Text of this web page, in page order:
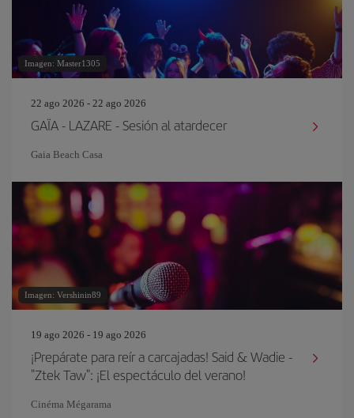
Imagen: Master1305
22 ago 2026 - 22 ago 2026
GAÏA - LAZARE - Sesión al atardecer
Gaia Beach Casa
Imagen: Vershinin89
19 ago 2026 - 19 ago 2026
¡Prepárate para reír a carcajadas! Said & Wadie -
"Ztek Taw": ¡El espectáculo del verano!
Cinéma Mégarama